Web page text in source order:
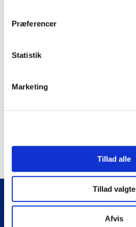
Præferencer
Statistik
Marketing
Tillad alle
Tillad valgte
Afvis
CarMatch